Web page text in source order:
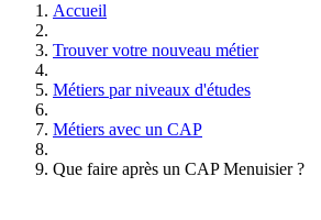
Accueil
Trouver votre nouveau métier
Métiers par niveaux d'études
Métiers avec un CAP
Que faire après un CAP Menuisier ?